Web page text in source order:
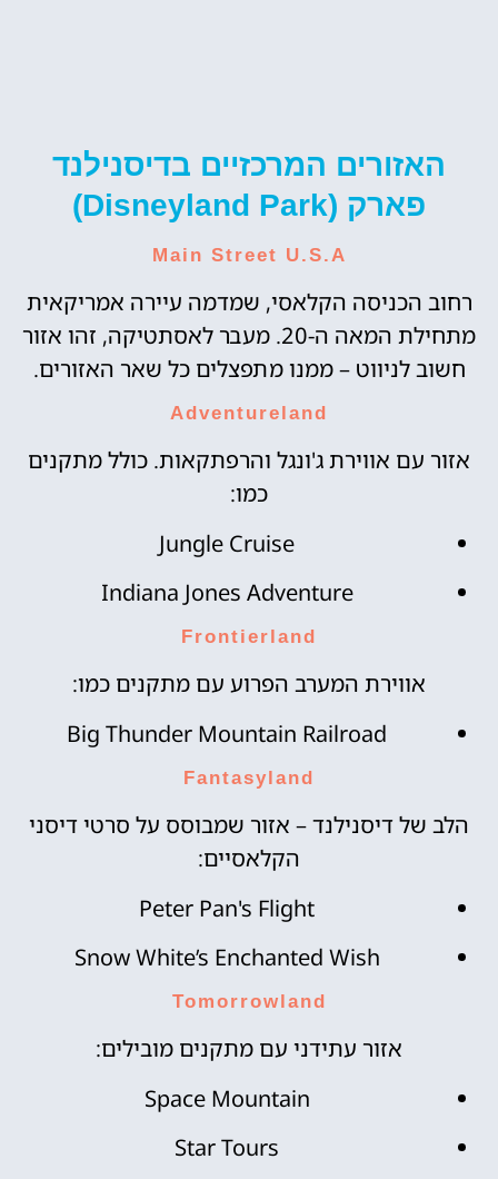
האזורים המרכזיים בדיסנילנד
פארק (Disneyland Park)
Main Street U.S.A
רחוב הכניסה הקלאסי, שמדמה עיירה אמריקאית
מתחילת המאה ה-20. מעבר לאסתטיקה, זהו אזור
חשוב לניווט – ממנו מתפצלים כל שאר האזורים.
Adventureland
אזור עם אווירת ג'ונגל והרפתקאות. כולל מתקנים
כמו:
Jungle Cruise
Indiana Jones Adventure
Frontierland
אווירת המערב הפרוע עם מתקנים כמו:
Big Thunder Mountain Railroad
Fantasyland
הלב של דיסנילנד – אזור שמבוסס על סרטי דיסני
הקלאסיים:
Peter Pan's Flight
Snow White’s Enchanted Wish
Tomorrowland
אזור עתידני עם מתקנים מובילים:
Space Mountain
Star Tours